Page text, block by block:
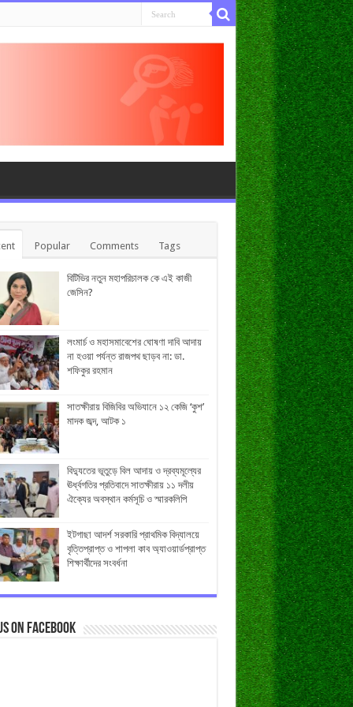
Popular Comments Tags
বিটিভির নতুন মহাপরিচালক কে এই কাজী
জেসিন?
লংমার্চ ও মহাসমাবেশের ঘোষণা দাবি আদায়
না হওয়া পর্যন্ত রাজপথ ছাড়ব না: ডা.
শফিকুর রহমান
সাতক্ষীরায় বিজিবির অভিযানে ১২ কেজি ‘কুশ’
মাদক জব্দ, আটক ১
বিদ্যুতের ভূতুড়ে বিল আদায় ও দ্রব্যমূল্যের
ঊর্ধ্বগতির প্রতিবাদে সাতক্ষীরায় ১১ দলীয়
ঐক্যের অবস্থান কর্মসূচি ও স্মারকলিপি
ইটগাছা আদর্শ সরকারি প্রাথমিক বিদ্যালয়ে
বৃত্তিপ্রাপ্ত ও শাপলা কাব অ্যাওয়ার্ডপ্রাপ্ত
শিক্ষার্থীদের সংবর্ধনা
on Facebook